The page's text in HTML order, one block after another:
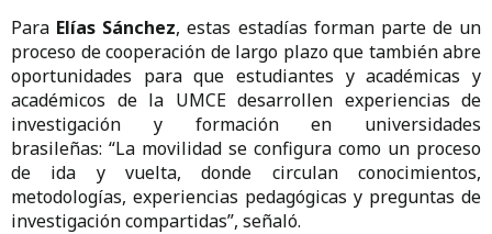
Para Elías Sánchez, estas estadías forman parte de un
proceso de cooperación de largo plazo que también abre
oportunidades para que estudiantes y académicas y
académicos de la UMCE desarrollen experiencias de
investigación y formación en universidades
brasileñas: “La movilidad se configura como un proceso
de ida y vuelta, donde circulan conocimientos,
metodologías, experiencias pedagógicas y preguntas de
investigación compartidas”, señaló.